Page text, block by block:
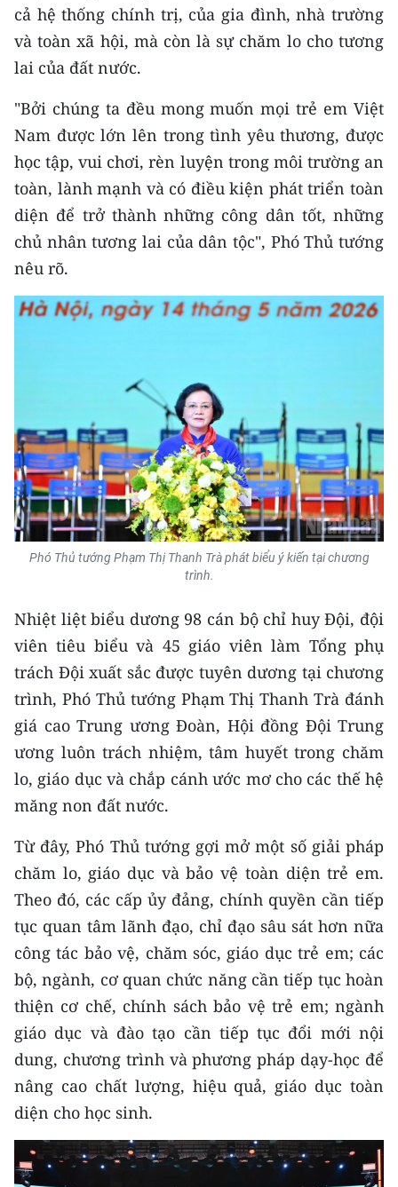
cả hệ thống chính trị, của gia đình, nhà trường
và toàn xã hội, mà còn là sự chăm lo cho tương
lai của đất nước.
"Bởi chúng ta đều mong muốn mọi trẻ em Việt
Nam được lớn lên trong tình yêu thương, được
học tập, vui chơi, rèn luyện trong môi trường an
toàn, lành mạnh và có điều kiện phát triển toàn
diện để trở thành những công dân tốt, những
chủ nhân tương lai của dân tộc", Phó Thủ tướng
nêu rõ.
Phó Thủ tướng Phạm Thị Thanh Trà phát biểu ý kiến tại chương
trình.
Nhiệt liệt biểu dương 98 cán bộ chỉ huy Đội, đội
viên tiêu biểu và 45 giáo viên làm Tổng phụ
trách Đội xuất sắc được tuyên dương tại chương
trình, Phó Thủ tướng Phạm Thị Thanh Trà đánh
giá cao Trung ương Đoàn, Hội đồng Đội Trung
ương luôn trách nhiệm, tâm huyết trong chăm
lo, giáo dục và chắp cánh ước mơ cho các thế hệ
măng non đất nước.
Từ đây, Phó Thủ tướng gợi mở một số giải pháp
chăm lo, giáo dục và bảo vệ toàn diện trẻ em.
Theo đó, các cấp ủy đảng, chính quyền cần tiếp
tục quan tâm lãnh đạo, chỉ đạo sâu sát hơn nữa
công tác bảo vệ, chăm sóc, giáo dục trẻ em; các
bộ, ngành, cơ quan chức năng cần tiếp tục hoàn
thiện cơ chế, chính sách bảo vệ trẻ em; ngành
giáo dục và đào tạo cần tiếp tục đổi mới nội
dung, chương trình và phương pháp dạy-học để
nâng cao chất lượng, hiệu quả, giáo dục toàn
diện cho học sinh.